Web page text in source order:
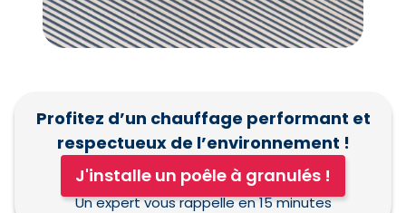
Profitez d’un chauffage performant et
respectueux de l’environnement !
J'installe un poêle à granulés !
Un expert vous rappelle en 15 minutes